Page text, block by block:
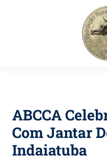
ABCCA
Com Jantar
Indaiatuba